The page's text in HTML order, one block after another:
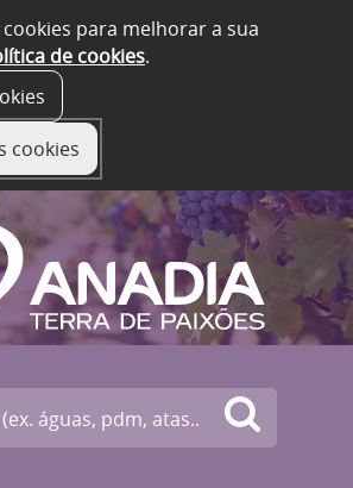
para melhorar a sua
de cookies.
cookies